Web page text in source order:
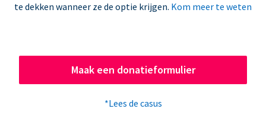
te dekken wanneer ze de optie krijgen. Kom meer te weten
Maak een donatieformulier
*Lees de casus